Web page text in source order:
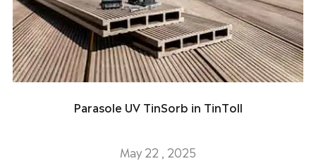
Parasole UV TinSorb in TinToll
May 22 , 2025